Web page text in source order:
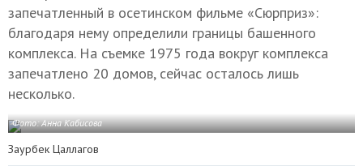
запечатленный в осетинском фильме «Сюрприз»:
благодаря нему определили границы башенного
комплекса. На съемке 1975 года вокруг комплекса
запечатлено 20 домов, сейчас осталось лишь
несколько.
Фото: Анна Кабисова
Заурбек Цаллагов